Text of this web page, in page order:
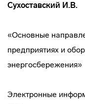
Сухоставский И.В.
«Основные
предприятиях и
энергосбережения»
Электронные